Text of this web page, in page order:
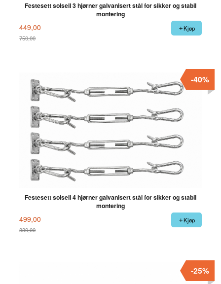
Festesett solseil 3 hjørner galvanisert stål for sikker og stabil
montering
449,00
750,00
Kjøp
Festesett solseil 4 hjørner galvanisert stål for sikker og stabil
montering
499,00
830,00
-40%
Kjøp
-25%